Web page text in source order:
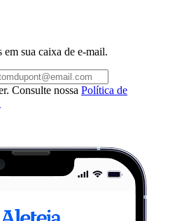
em sua caixa de e-mail.
Consulte nossa Política de